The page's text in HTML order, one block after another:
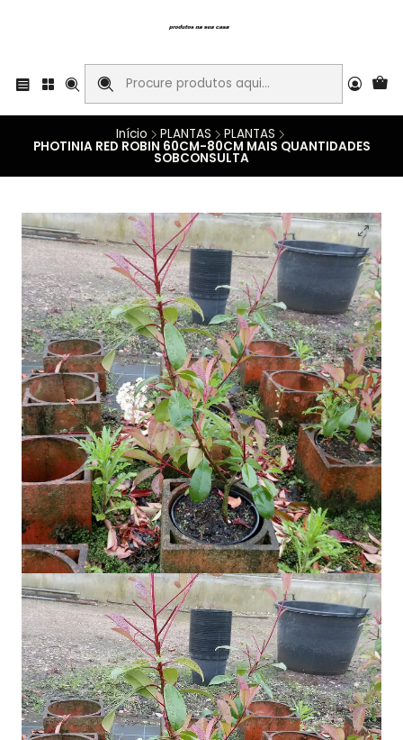
Início PLANTAS PLANTAS
PHOTINIA RED ROBIN 60CM-80CM MAIS QUANTIDADES
SOBCONSULTA